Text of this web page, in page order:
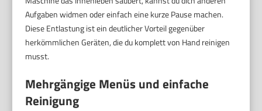
Aufgaben widmen oder einfach eine kurze Pause machen.
Diese Entlastung ist ein deutlicher Vorteil gegenüber
herkömmlichen Geräten, die du komplett von Hand reinigen
musst.
Mehrgängige Menüs und einfache
Reinigung